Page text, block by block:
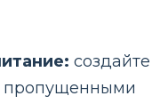
создайте
пропущенными